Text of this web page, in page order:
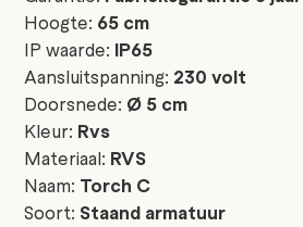
Hoogte: 65 cm
IP waarde: IP65
Aansluitspanning: 230 volt
Doorsnede: Ø 5 cm
Kleur: Rvs
Materiaal: RVS
Naam: Torch C
Soort: Staand armatuur